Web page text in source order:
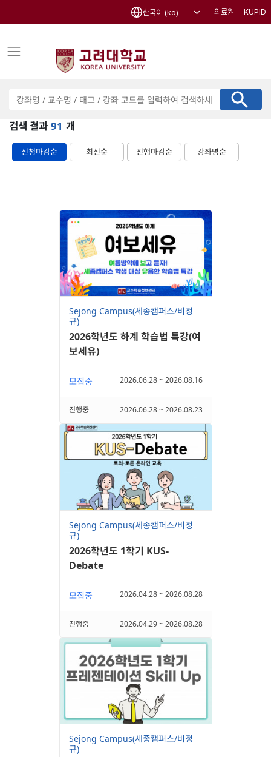
한국어 (ko) 의료원 KUPID
검
색
검색 결과 91 개
신청마감순 최신순 진행마감순 강좌명순
Sejong Campus(세종캠퍼스/비정
규)
2026학년도 하계 학습법 특강(여
보세유)
모집중 2026.06.28 ~ 2026.08.16
진행중 2026.06.28 ~ 2026.08.23
Sejong Campus(세종캠퍼스/비정
규)
2026학년도 1학기 KUS-
Debate
모집중 2026.04.28 ~ 2026.08.28
진행중 2026.04.29 ~ 2026.08.28
Sejong Campus(세종캠퍼스/비정
규)